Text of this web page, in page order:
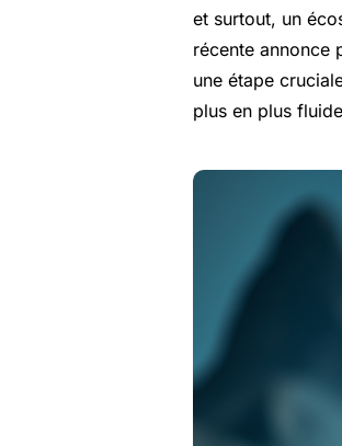
et surtout, un
récente annonce
une étape
plus en plus